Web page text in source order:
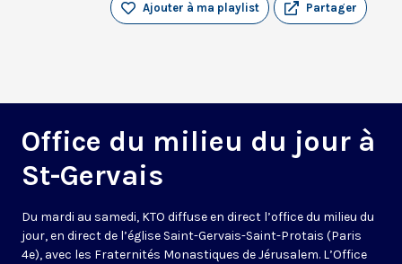
Partager
Ajouter à ma playlist
Office du milieu du jour à
St-Gervais
Du mardi au samedi, KTO diffuse en direct l’office du milieu du
jour, en direct de l’église Saint-Gervais-Saint-Protais (Paris
4e), avec les Fraternités Monastiques de Jérusalem. L’Office